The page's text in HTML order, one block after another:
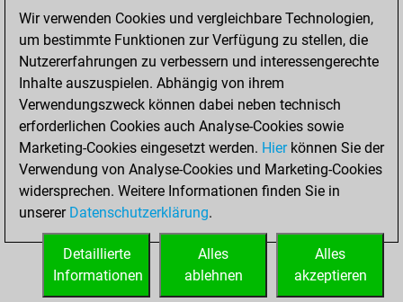
Bauernopfer
0
Matt auf vollem Brett
0
Bauer setzt Matt
Erstickte Matts
Unterverwandlungen
0
Türme auf der siebten
0
STARTSEITE
Wir verwenden Cookies und vergleichbare Technologien,
um bestimmte Funktionen zur Verfügung zu stellen, die
Nutzererfahrungen zu verbessern und interessengerechte
Inhalte auszuspielen. Abhängig von ihrem
Verwendungszweck können dabei neben technisch
erforderlichen Cookies auch Analyse-Cookies sowie
Marketing-Cookies eingesetzt werden. Hierkönnen Sie der
Verwendung von Analyse-Cookies und Marketing-Cookies
widersprechen. Weitere Informationen finden Sie in
unserer Datenschutzerklärung.
Alles
akzeptieren
Alles
ablehnen
Detaillierte
Informationen